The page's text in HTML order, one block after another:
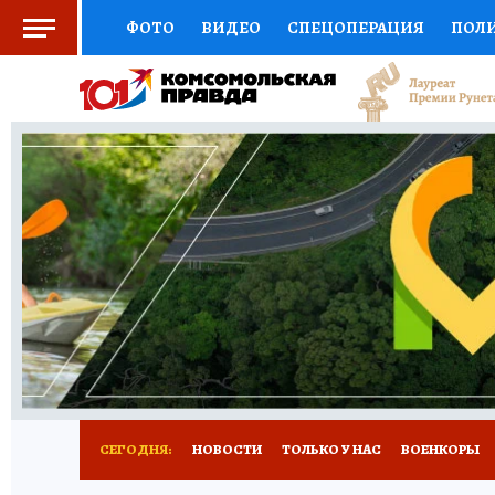
ФОТО ВИДЕО СПЕЦОПЕРАЦИЯ
СОЦПОДДЕРЖКА НАУКА СПОРТ
ВЫБОР ЭКСПЕРТОВ ДОКТОР
КНИЖНАЯ ПОЛКА ПРОГНОЗЫ НА СПОРТ
ПРЕСС-ЦЕНТР НЕДВИЖИМОСТЬ
РАДИО КП РЕКЛАМА ТЕСТЫ НОВОЕ
СЕГОДНЯ: НОВОСТИ ТОЛЬКО У НАС ВОЕНКОРЫ